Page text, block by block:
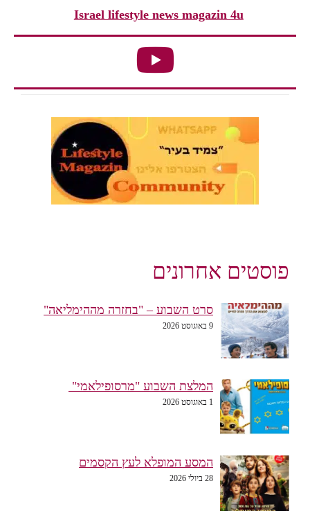
Israel lifestyle news magazin 4u
פוסטים אחרונים
סרט השבוע – "בחזרה מההימליאה"
9 באוגוסט 2026
המלצת השבוע "מרסופילאמי"
1 באוגוסט 2026
המסע המופלא לעץ הקסמים
28 ביולי 2026